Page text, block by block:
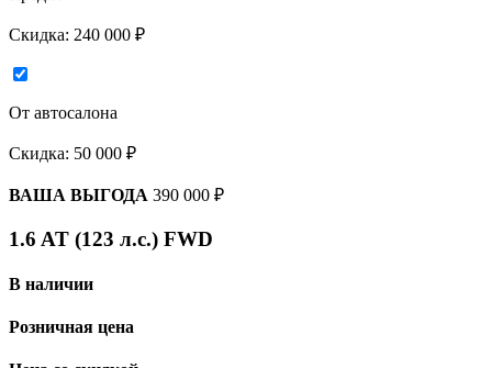
Скидка: 240 000 ₽
От автосалона
Скидка: 50 000 ₽
ВАША ВЫГОДА 390 000 ₽
1.6 AT (123 л.с.) FWD
В наличии
Розничная цена